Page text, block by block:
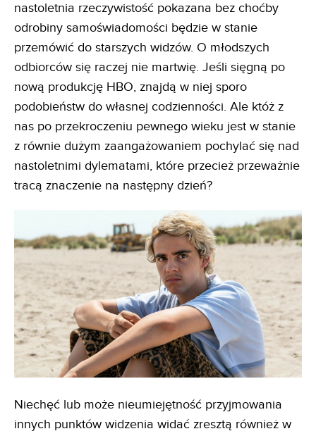
nastoletnia rzeczywistość pokazana bez choćby
odrobiny samoświadomości będzie w stanie
przemówić do starszych widzów. O młodszych
odbiorców się raczej nie martwię. Jeśli sięgną po
nową produkcję HBO, znajdą w niej sporo
podobieństw do własnej codzienności. Ale któż z
nas po przekroczeniu pewnego wieku jest w stanie
z równie dużym zaangażowaniem pochylać się nad
nastoletnimi dylematami, które przecież przeważnie
tracą znaczenie na następny dzień?
Niechęć lub może nieumiejętność przyjmowania
innych punktów widzenia widać zresztą również w